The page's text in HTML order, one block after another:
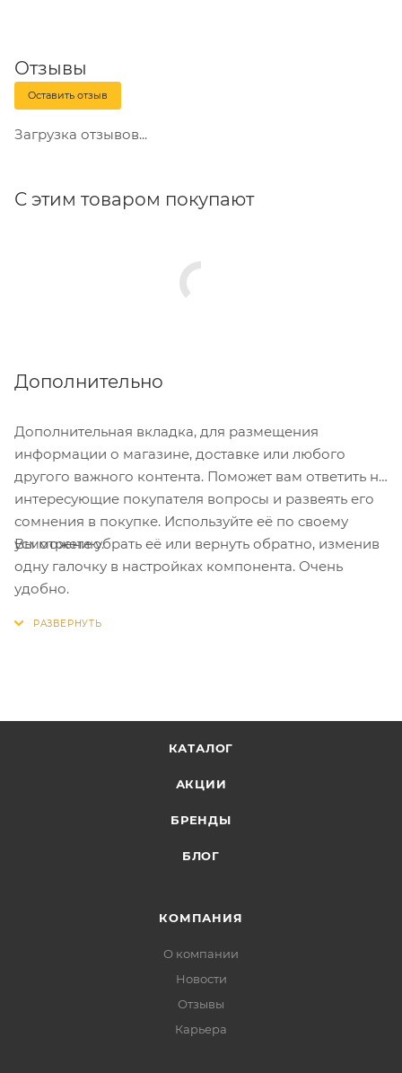
Винты готовы к использованию в местах с
повышенной влажностью и кислотностью,
поскольку изготовлены из нержавеющей стали А2.
Отзывы
Оставить отзыв
Загрузка отзывов...
С этим товаром покупают
Дополнительно
Дополнительная вкладка, для размещения
информации о магазине, доставке или любого
другого важного контента. Поможет вам ответить на
интересующие покупателя вопросы и развеять его
сомнения в покупке. Используйте её по своему
усмотрению.
Вы можете убрать её или вернуть обратно, изменив
одну галочку в настройках компонента. Очень
удобно.
КАТАЛОГ
АКЦИИ
БРЕНДЫ
БЛОГ
КОМПАНИЯ
О компании
Новости
Отзывы
Карьера